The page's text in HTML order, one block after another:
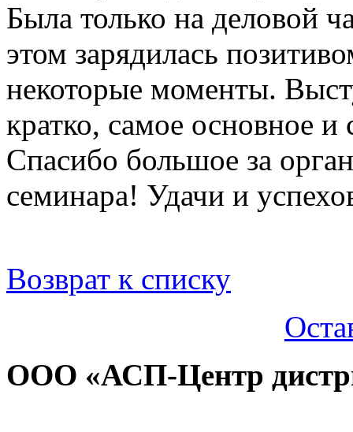
Была только на деловой
этом зарядилась
некоторые моменты.
кратко, самое основное и
Спасибо большое за
семинара! Удачи и
Возврат к списку
ООО «АСП-Центр